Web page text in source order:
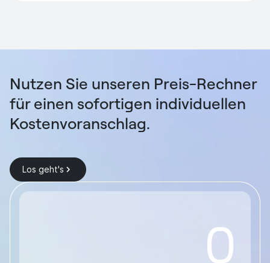
Nutzen Sie unseren Preis-Rechner
für einen sofortigen individuellen
Kostenvoranschlag.
Los geht's